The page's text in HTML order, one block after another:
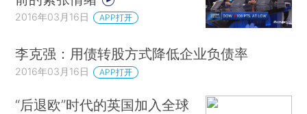
2016年03月16日 APP打开
李克强：用债转股方式降低企业负债率
2016年03月16日 APP打开
“后退欧”时代的英国加入全球